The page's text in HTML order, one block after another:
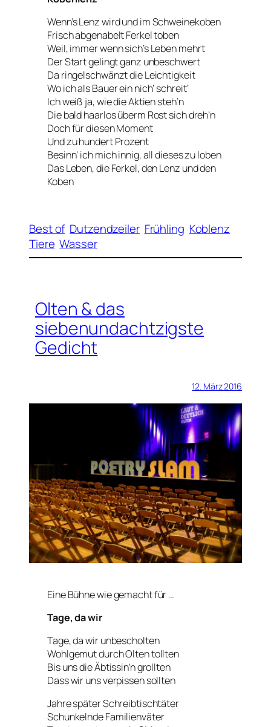
Wenn’s Lenz wird und im Schweinekoben
Frisch abgenabelt Ferkel toben
Weil, immer wenn sich’s Leben mehrt
Der Start gelingt ganz unbeschwert
Da ringelschwänzt die Leichtigkeit
Wo ich als Bauer ein nich‘ schreit‘
Ich weiß ja, wie die Aktien steh’n
Die bald haarlos überm Rost sich dreh’n
Doch für diesen Moment
Und zu hundert Prozent
Besinn‘ ich mich innig, all dieses zu loben
Das Leben, die Ferkel, den Lenz und den
Koben
Best of Dutzendzeiler Frühling Koblenz
Tiere Wasser
Olten & das
siebenundachtzigste
Gedicht
12. März 2016
Eine Bühne wie gemacht für …
Tage, da wir
Tage, da wir unbescholten
Wohlgemut durch Olten tollten
Bis uns die Äbtissin’n grollten
Dass wir uns verpissen sollten
Jahre später Schreibtischtäter
Schunkelnde Familienväter